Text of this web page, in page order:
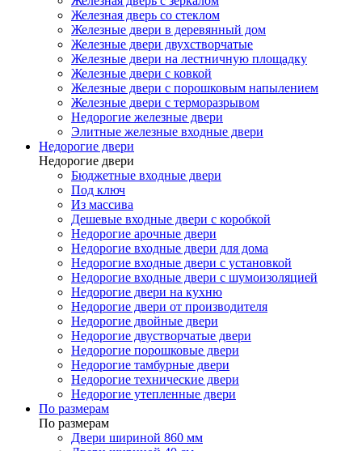
Железная дверь со стеклом
Железные двери в деревянный дом
Железные двери двухстворчатые
Железные двери на лестничную площадку
Железные двери с ковкой
Железные двери с порошковым напылением
Железные двери с терморазрывом
Недорогие железные двери
Элитные железные входные двери
Недорогие двери
Недорогие двери
Бюджетные входные двери
Под ключ
Из массива
Дешевые входные двери с коробкой
Недорогие арочные двери
Недорогие входные двери для дома
Недорогие входные двери с установкой
Недорогие входные двери с шумоизоляцией
Недорогие двери на кухню
Недорогие двери от производителя
Недорогие двойные двери
Недорогие двустворчатые двери
Недорогие порошковые двери
Недорогие тамбурные двери
Недорогие технические двери
Недорогие утепленные двери
По размерам
По размерам
Двери шириной 860 мм